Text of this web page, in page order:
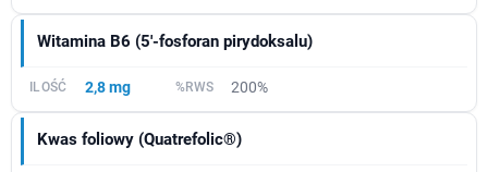
Witamina B6 (5′-fosforan pirydoksalu)
2,8 mg 200%
Kwas foliowy (Quatrefolic®)